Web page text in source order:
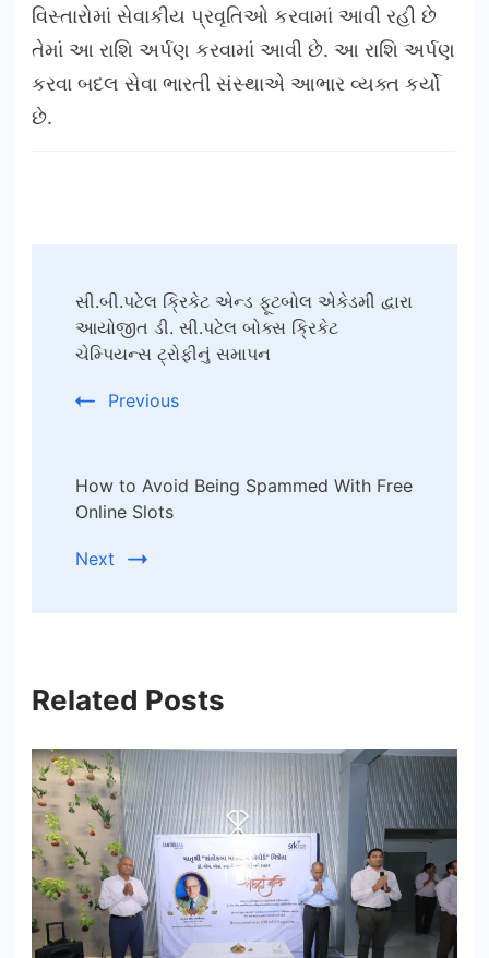
વિસ્તારોમાં સેવાકીય પ્રવૃતિઓ કરવામાં આવી રહી છે
તેમાં આ રાશિ અર્પણ કરવામાં આવી છે. આ રાશિ અર્પણ
કરવા બદલ સેવા ભારતી સંસ્થાએ આભાર વ્યક્ત કર્યો
છે.
Navigation
સી.બી.પટેલ ક્રિકેટ એન્ડ ફૂટબોલ એકેડમી દ્વારા
આયોજીત ડી. સી.પટેલ બોક્સ ક્રિકેટ
ચેમ્પિયન્સ ટ્રોફીનું સમાપન
Previous
How to Avoid Being Spammed With Free
Online Slots
Next
Related Posts